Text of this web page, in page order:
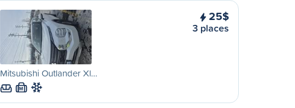
Mitsubishi Outlander Xl…
M
25$
3 places